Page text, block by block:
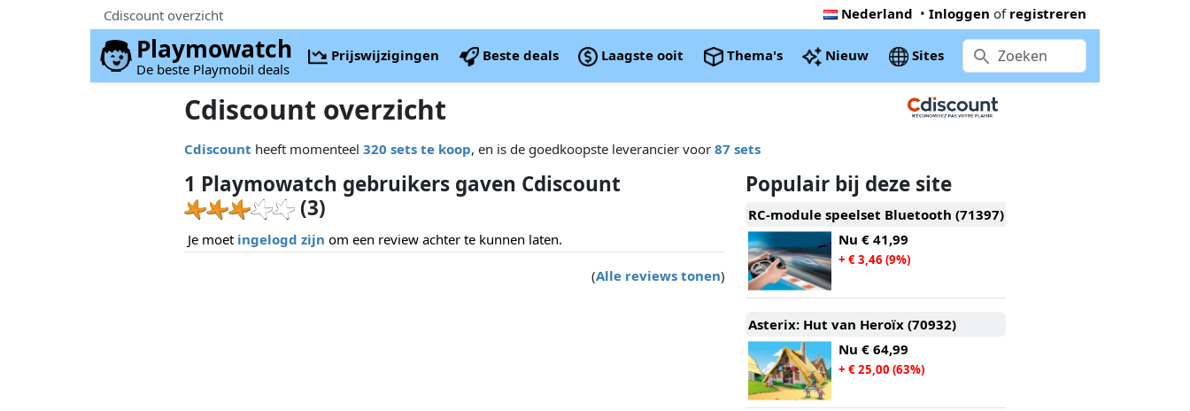
Cdiscount overzicht Nederland • Inloggen of registreren
Playmowatch
De beste Playmobil deals
Prijswijzigingen Beste deals Laagste ooit Thema's Nieuw Sites
Cdiscount overzicht
Cdiscount heeft momenteel320 sets te koop, en is de goedkoopste leverancier voor87 sets
1 Playmowatch gebruikers gaven Cdiscount
(3)
Je moet ingelogd zijn om een review achter te kunnen laten.
(Alle reviews tonen)
Populair bij deze site
RC-module speelset Bluetooth (71397)
Nu€ 41,99
+ € 3,46 (9%)
Asterix: Hut van Heroïx (70932)
Nu€ 64,99
+ € 25,00 (63%)